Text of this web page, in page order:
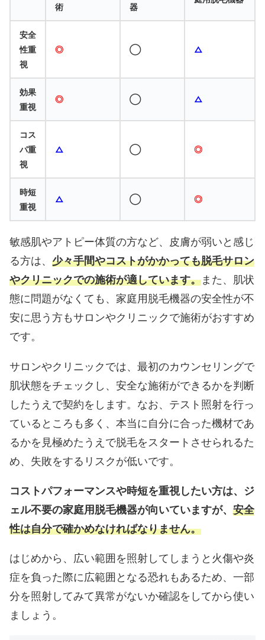
術 器
安全
性重
視
◎ ◯ △
効果
重視
◎ ◯ △
コス
パ重
視
△ ◯ ◎
時短
重視
△ ◯ ◎
敏感肌やアトピー体質の方など、皮膚が弱いと感じ
る方は、 少々手間やコストがかかっても脱毛サロン
やクリニックでの施術が適しています。また、肌状
態に問題がなくても、家庭用脱毛機器の安全性が不
安に思う方もサロンやクリニックで施術がおすすめ
です。
サロンやクリニックでは、最初のカウンセリングで
肌状態をチェックし、安全な施術ができるかを判断
したうえで契約をします。なお、テスト照射を行っ
ているところも多く、本当に自分に合った機材であ
るかを見極めたうえで脱毛をスタートさせられるた
め、失敗をするリスクが低いです。
コストパフォーマンスや時短を重視したい方は、ジ
ェル不要の家庭用脱毛機器が向いていますが、 安全
性は自分で確かめなければなりません。
はじめから、広い範囲を照射してしまうと火傷や炎
症を負った際に広範囲となる恐れもあるため、一部
分を照射してみて異常がないか確認をしてから使い
ましょう。